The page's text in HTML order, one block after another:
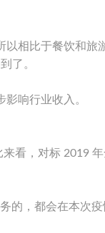
以相比于餐饮和旅
了。
响行业收入。
看，对标 2019 年
的，都会在本次疫